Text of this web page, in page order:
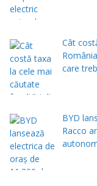
Cât
care
BYD
Racco